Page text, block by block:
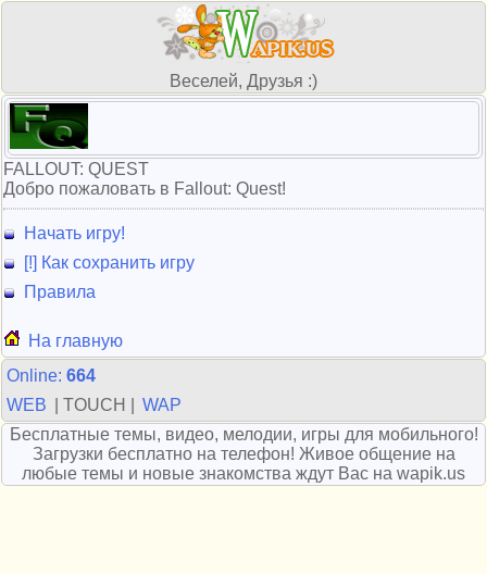
Веселей, Друзья :)
FALLOUT: QUEST
Добро пожаловать в Fallout: Quest!
Начать игру!
[!] Как сохранить игру
Правила
На главную
Online: 664
WEB
| TOUCH |
WAP
Бесплатные темы, видео, мелодии, игры для мобильного!
Загрузки бесплатно на телефон! Живое общение на
любые темы и новые знакомства ждут Вас на wapik.us